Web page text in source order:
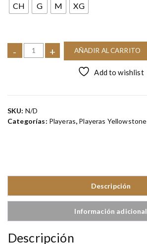
CH
G M XG
- + AÑADIR AL CARRITO
Add to wishlist
SKU: N/D
Categorías: Playeras, Playeras Yellowstone
Descripción
Información adicional
Descripción